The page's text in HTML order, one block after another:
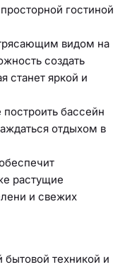
гостиной
видом на
создать
станет яркой и
бассейн
отдыхом в
растущие
и свежих
бытовой техникой и